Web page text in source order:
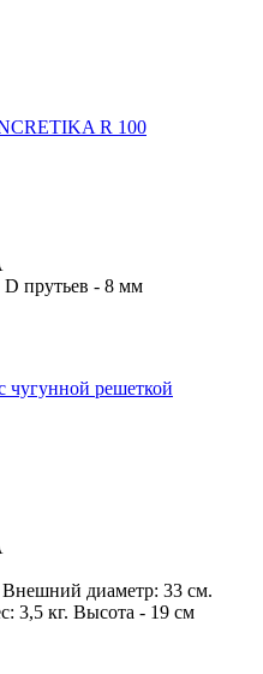
R 100
прутьев - 8 мм
чугунной решеткой
Внешний диаметр: 33 см.
3,5 кг. Высота - 19 см